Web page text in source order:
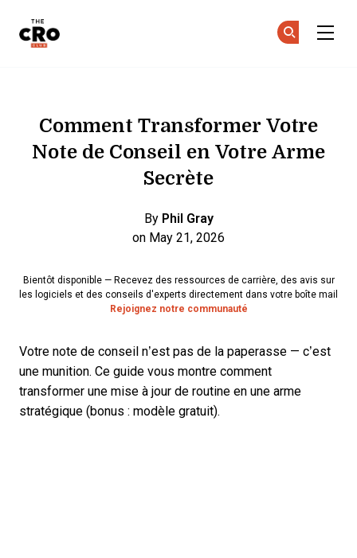
Comment Transformer Votre
Note de Conseil en Votre Arme
Secrète
By Phil Gray
on May 21, 2026
Bientôt disponible — Recevez des ressources de carrière, des avis sur
les logiciels et des conseils d'experts directement dans votre boîte mail
Rejoignez notre communauté
Votre note de conseil n’est pas de la paperasse — c’est
une munition. Ce guide vous montre comment
transformer une mise à jour de routine en une arme
stratégique (bonus : modèle gratuit).